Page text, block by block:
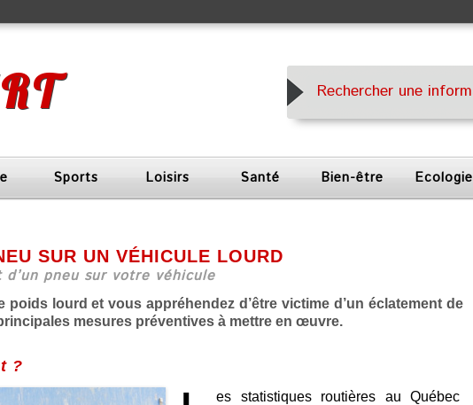
Sports Loisirs Santé Bien-être Ecologie
SUR UN VÉHICULE LOURD
pneu sur votre véhicule
lourd et vous appréhendez d’être victime d’un éclatement de
mesures préventives à mettre en œuvre.
?
es statistiques routières au Québec